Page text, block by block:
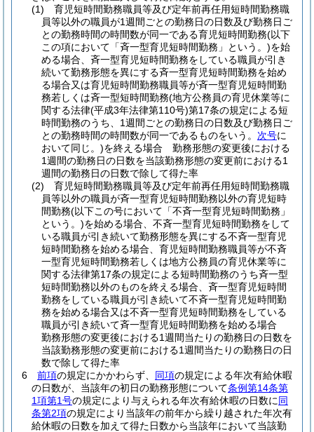
(1)
育児短時間勤務職員等及び定年前再任用短時間勤務職
員等以外の職員が1週間ごとの勤務日の日数及び勤務日ご
との勤務時間の時間数が同一である育児短時間勤務(以下
この項において「斉一型育児短時間勤務」という。)を始
める場合、斉一型育児短時間勤務をしている職員が引き
続いて勤務形態を異にする斉一型育児短時間勤務を始め
る場合又は育児短時間勤務職員等が斉一型育児短時間勤
務若しくは斉一型短時間勤務(地方公務員の育児休業等に
関する法律(平成3年法律第110号)第17条の規定による短
時間勤務のうち、1週間ごとの勤務日の日数及び勤務日ご
との勤務時間の時間数が同一であるものをいう。 次号に
おいて同じ。)を終える場合 勤務形態の変更後における
1週間の勤務日の日数を当該勤務形態の変更前における1
週間の勤務日の日数で除して得た率
(2)
育児短時間勤務職員等及び定年前再任用短時間勤務職
員等以外の職員が斉一型育児短時間勤務以外の育児短時
間勤務(以下この号において「不斉一型育児短時間勤務」
という。)を始める場合、不斉一型育児短時間勤務をして
いる職員が引き続いて勤務形態を異にする不斉一型育児
短時間勤務を始める場合、育児短時間勤務職員等が不斉
一型育児短時間勤務若しくは地方公務員の育児休業等に
関する法律第17条の規定による短時間勤務のうち斉一型
短時間勤務以外のものを終える場合、斉一型育児短時間
勤務をしている職員が引き続いて不斉一型育児短時間勤
務を始める場合又は不斉一型育児短時間勤務をしている
職員が引き続いて斉一型育児短時間勤務を始める場合
勤務形態の変更後における1週間当たりの勤務日の日数を
当該勤務形態の変更前における1週間当たりの勤務日の日
数で除して得た率
6
前項の規定にかかわらず、 同項の規定による年次有給休暇
の日数が、当該年の初日の勤務形態について条例第14条第
1項第1号の規定により与えられる年次有給休暇の日数に同
条第2項の規定により当該年の前年から繰り越された年次有
給休暇の日数を加えて得た日数から当該年において当該勤